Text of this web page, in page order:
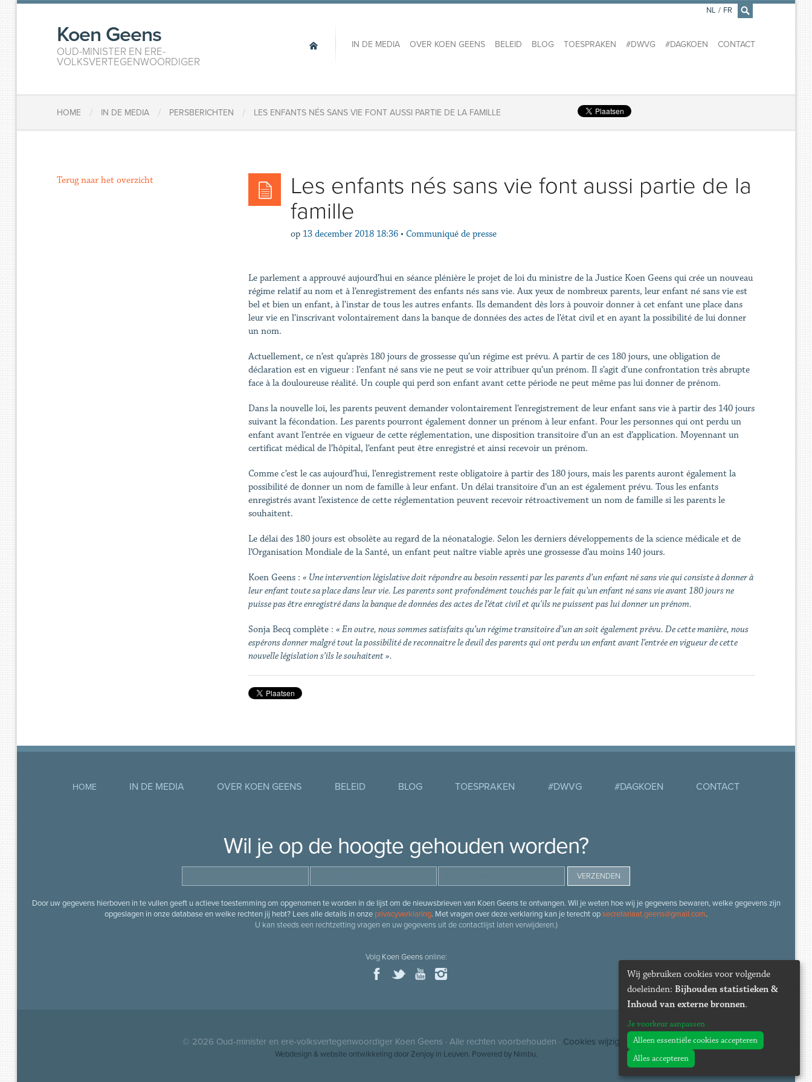
×
Koen Geens
OUD-MINISTER EN ERE-
VOLKSVERTEGENWOORDIGER
IN DE MEDIA OVER KOEN GEENS BELEID BLOG TOESPRAKEN #DWVG #DAGKOEN CONTACT
NL / FR
HOME / IN DE MEDIA / PERSBERICHTEN / LES ENFANTS NÉS SANS VIE FONT AUSSI PARTIE DE LA FAMILLE
Les enfants nés sans vie font aussi partie de la
famille
op 13 december 2018 18:36 • Communiqué de presse
Le parlement a approuvé aujourd’hui en séance plénière le projet de loi du ministre de la Justice Koen Geens qui crée un nouveau
régime relatif au nom et à l’enregistrement des enfants nés sans vie. Aux yeux de nombreux parents, leur enfant né sans vie est
bel et bien un enfant, à l’instar de tous les autres enfants. Ils demandent dès lors à pouvoir donner à cet enfant une place dans
leur vie en l’inscrivant volontairement dans la banque de données des actes de l’état civil et en ayant la possibilité de lui donner
un nom.
Actuellement, ce n’est qu’après 180 jours de grossesse qu’un régime est prévu. A partir de ces 180 jours, une obligation de
déclaration est en vigueur : l’enfant né sans vie ne peut se voir attribuer qu’un prénom. Il s’agit d’une confrontation très abrupte
face à la douloureuse réalité. Un couple qui perd son enfant avant cette période ne peut même pas lui donner de prénom.
Dans la nouvelle loi, les parents peuvent demander volontairement l’enregistrement de leur enfant sans vie à partir des 140 jours
suivant la fécondation. Les parents pourront également donner un prénom à leur enfant. Pour les personnes qui ont perdu un
enfant avant l’entrée en vigueur de cette réglementation, une disposition transitoire d’un an est d’application. Moyennant un
certificat médical de l’hôpital, l’enfant peut être enregistré et ainsi recevoir un prénom.
Comme c’est le cas aujourd’hui, l’enregistrement reste obligatoire à partir des 180 jours, mais les parents auront également la
possibilité de donner un nom de famille à leur enfant. Un délai transitoire d’un an est également prévu. Tous les enfants
enregistrés avant l’existence de cette réglementation peuvent recevoir rétroactivement un nom de famille si les parents le
souhaitent.
Le délai des 180 jours est obsolète au regard de la néonatalogie. Selon les derniers développements de la science médicale et de
l’Organisation Mondiale de la Santé, un enfant peut naître viable après une grossesse d’au moins 140 jours.
Koen Geens : « Une intervention législative doit répondre au besoin ressenti par les parents d’un enfant né sans vie qui consiste à donner à
leur enfant toute sa place dans leur vie. Les parents sont profondément touchés par le fait qu’un enfant né sans vie avant 180 jours ne
puisse pas être enregistré dans la banque de données des actes de l’état civil et qu'ils ne puissent pas lui donner un prénom.
Sonja Becq complète : « En outre, nous sommes satisfaits qu’un régime transitoire d’un an soit également prévu. De cette manière, nous
espérons donner malgré tout la possibilité de reconnaitre le deuil des parents qui ont perdu un enfant avant l’entrée en vigueur de cette
nouvelle législation s’ils le souhaitent ».
Terug naar het overzicht
HOME IN DE MEDIA OVER KOEN GEENS BELEID BLOG TOESPRAKEN #DWVG #DAGKOEN CONTACT
Wil je op de hoogte gehouden worden?
Door uw gegevens hierboven in te vullen geeft u actieve toestemming om opgenomen te worden in de lijst om de nieuwsbrieven van Koen Geens te ontvangen. Wil je weten hoe wij je gegevens bewaren, welke gegevens zijn
opgeslagen in onze database en welke rechten jij hebt? Lees alle details in onze privacyverklaring. Met vragen over deze verklaring kan je terecht opsecretariaat.geens@gmail.com.
U kan steeds een rechtzetting vragen en uw gegevens uit de contactlijst laten verwijderen.)
Volg Koen Geensonline:
© 2026 Oud-minister en ere-volksvertegenwoordiger Koen Geens · Alle rechten voorbehouden · Cookies wijzigen
Webdesign &website ontwikkelingdoor Zenjoy in Leuven. Powered by Nimbu.
Wij gebruiken cookies voor volgende
doeleinden: Bijhouden statistieken &
Inhoud van externe bronnen.
Je voorkeur aanpassen
Alleen essentiële cookies accepteren
Alles accepteren